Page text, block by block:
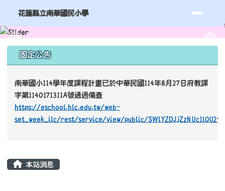
花蓮縣立南華國民小學
導覽列花蓮縣立南華國民小學
上中區域內容
固定公告
南華國小114學年度課程計畫已於中華民國114年8月27日府教課
字第1140171311A號通過備查
https://eschool.hlc.edu.tw/web-
set_week_ilc/rest/service/view/public/
本站消息
頁尾區域